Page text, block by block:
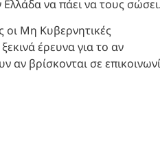
να πάει να τους σώσει.
οι Μη Κυβερνητικές
έρευνα για το αν
βρίσκονται σε